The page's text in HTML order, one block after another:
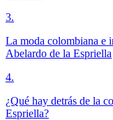
3.
La moda colombiana e
Abelardo de la Espriella
4.
¿Qué hay detrás de la
Espriella?